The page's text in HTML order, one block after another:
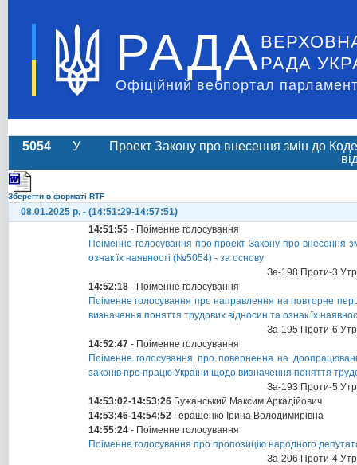
РАДА РАДА
Офіційний вебпортал
5054 У
Проект Закону про внесення змін до
Зберегти в форматі RTF
08.01.2025 р. - (14:51:29-14:57:51)
14:51:55 - Поіменне голосування
Поіменне голосування про проект Закону про внесення
ознак їх наявності (№5054) - за основу
За-198 Проти-3
14:52:18 - Поіменне голосування
Поіменне голосування про направлення на повторне
визначення поняття трудових відносин та ознак їх
За-195 Проти-6
14:52:47 - Поіменне голосування
Поіменне голосування про повернення на
законів про працю України щодо визначення поняття
За-193 Проти-5
14:53:02-14:53:26 Бужанський Максим Аркадійович
14:53:46-14:54:52 Геращенко Ірина Володимирівна
14:55:24 - Поіменне голосування
Поіменне голосування про пропозицію народного
За-206 Проти-4